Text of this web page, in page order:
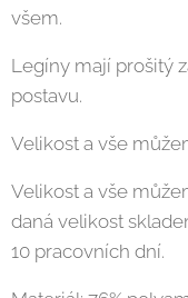
všem.
Legíny mají prošitý
postavu.
Velikost a vše
Velikost a vše
daná velikost
10 pracovních dní.